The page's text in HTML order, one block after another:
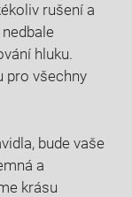
rušení a
hluku.
pro všechny
bude vaše
a
krásu